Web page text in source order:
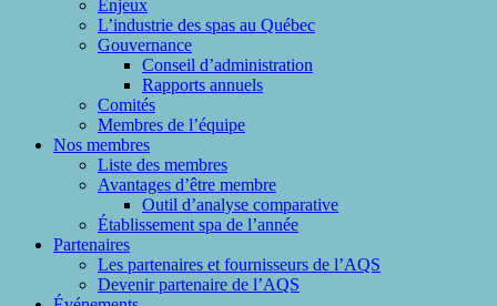
Enjeux
L’industrie des spas au Québec
Gouvernance
Conseil d’administration
Rapports annuels
Comités
Membres de l’équipe
Nos membres
Liste des membres
Avantages d’être membre
Outil d’analyse comparative
Établissement spa de l’année
Partenaires
Les partenaires et fournisseurs de l’AQS
Devenir partenaire de l’AQS